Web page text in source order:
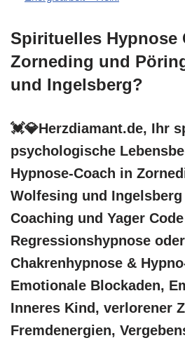
Spirituelles Hypnose
Zorneding und
und Ingelsberg?
💓️💎Herzdiamant.de, Ihr
psychologische
Hypnose-Coach in
Wolfesing und
Coaching und Yager
Regressionshypnose
Chakrenhypnose &
Emotionale Blockaden,
Inneres Kind, verlorener
Fremdenergien,